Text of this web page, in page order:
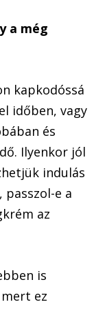
a még
kapkodóssá
időben, vagy
és
Ilyenkor jól
indulás
e a
az
is
ez